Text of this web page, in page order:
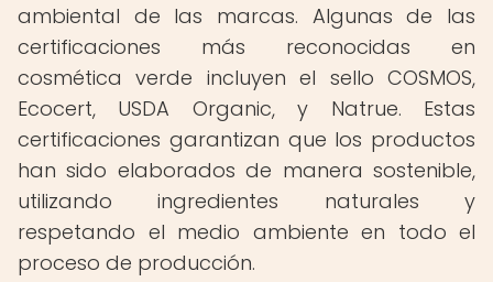
ambiental de las marcas. Algunas de las
certificaciones más reconocidas en
cosmética verde incluyen el sello COSMOS,
Ecocert, USDA Organic, y Natrue. Estas
certificaciones garantizan que los productos
han sido elaborados de manera sostenible,
utilizando ingredientes naturales y
respetando el medio ambiente en todo el
proceso de producción.